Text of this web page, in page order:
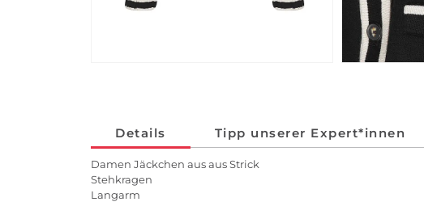
Details Tipp unserer Expert*innen
Damen Jäckchen aus aus Strick
Stehkragen
Langarm